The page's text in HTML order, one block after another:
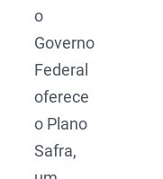
o
Governo
Federal
oferece
o Plano
Safra,